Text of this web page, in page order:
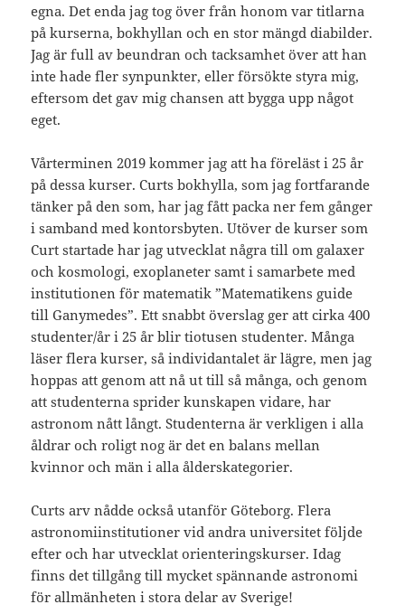
egna. Det enda jag tog över från honom var titlarna
på kurserna, bokhyllan och en stor mängd diabilder.
Jag är full av beundran och tacksamhet över att han
inte hade fler synpunkter, eller försökte styra mig,
eftersom det gav mig chansen att bygga upp något
eget.
Vårterminen 2019 kommer jag att ha föreläst i 25 år
på dessa kurser. Curts bokhylla, som jag fortfarande
tänker på den som, har jag fått packa ner fem gånger
i samband med kontorsbyten. Utöver de kurser som
Curt startade har jag utvecklat några till om galaxer
och kosmologi, exoplaneter samt i samarbete med
institutionen för matematik ”Matematikens guide
till Ganymedes”. Ett snabbt överslag ger att cirka 400
studenter/år i 25 år blir tiotusen studenter. Många
läser flera kurser, så individantalet är lägre, men jag
hoppas att genom att nå ut till så många, och genom
att studenterna sprider kunskapen vidare, har
astronom nått långt. Studenterna är verkligen i alla
åldrar och roligt nog är det en balans mellan
kvinnor och män i alla ålderskategorier.
Curts arv nådde också utanför Göteborg. Flera
astronomiinstitutioner vid andra universitet följde
efter och har utvecklat orienteringskurser. Idag
finns det tillgång till mycket spännande astronomi
för allmänheten i stora delar av Sverige!